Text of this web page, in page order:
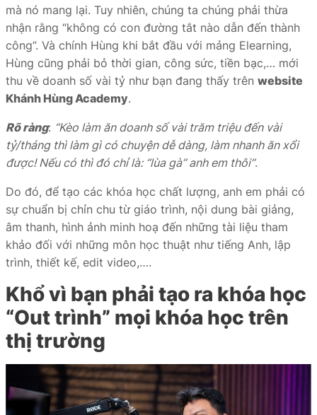
mà nó mang lại. Tuy nhiên, chúng ta chúng phải thừa
nhận rằng “không có con đường tắt nào dẫn đến thành
công”. Và chính Hùng khi bắt đầu với mảng Elearning,
Hùng cũng phải bỏ thời gian, công sức, tiền bạc,… mới
thu về doanh số vài tỷ như bạn đang thấy trên website
Khánh Hùng Academy.
Rõ ràng: “Kèo làm ăn doanh số vài trăm triệu đến vài
tỷ/tháng thì làm gì có chuyện dễ dàng, làm nhanh ăn xổi
được! Nếu có thì đó chỉ là: “lùa gà” anh em thôi”.
Do đó, để tạo các khóa học chất lượng, anh em phải có
sự chuẩn bị chỉn chu từ giáo trình, nội dung bài giảng,
âm thanh, hình ảnh minh hoạ đến những tài liệu tham
khảo đối với những môn học thuật như tiếng Anh, lập
trình, thiết kế, edit video,….
Khổ vì bạn phải tạo ra khóa học
“Out trình” mọi khóa học trên
thị trường